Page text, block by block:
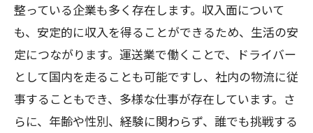
整っている企業も多く存在します。収入面について
も、安定的に収入を得ることができるため、生活の安
定につながります。運送業で働くことで、ドライバー
として国内を走ることも可能ですし、社内の物流に従
事することもでき、多様な仕事が存在しています。さ
らに、年齢や性別、経験に関わらず、誰でも挑戦する